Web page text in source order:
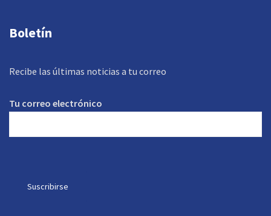
Boletín
Recibe las últimas noticias a tu correo
Tu correo electrónico